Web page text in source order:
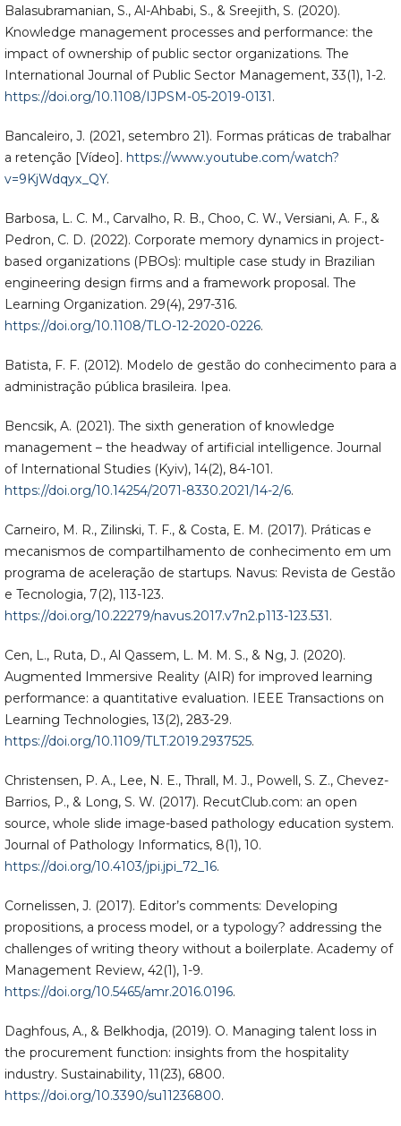
Balasubramanian, S., Al-Ahbabi, S., & Sreejith, S. (2020).
Knowledge management processes and performance: the
impact of ownership of public sector organizations. The
International Journal of Public Sector Management, 33(1), 1-2.
https://doi.org/10.1108/IJPSM-05-2019-0131.
Bancaleiro, J. (2021, setembro 21). Formas práticas de trabalhar
a retenção [Vídeo]. https://www.youtube.com/watch?
v=9KjWdqyx_QY.
Barbosa, L. C. M., Carvalho, R. B., Choo, C. W., Versiani, A. F., &
Pedron, C. D. (2022). Corporate memory dynamics in project-
based organizations (PBOs): multiple case study in Brazilian
engineering design firms and a framework proposal. The
Learning Organization. 29(4), 297-316.
https://doi.org/10.1108/TLO-12-2020-0226.
Batista, F. F. (2012). Modelo de gestão do conhecimento para a
administração pública brasileira. Ipea.
Bencsik, A. (2021). The sixth generation of knowledge
management – the headway of artificial intelligence. Journal
of International Studies (Kyiv), 14(2), 84-101.
https://doi.org/10.14254/2071-8330.2021/14-2/6.
Carneiro, M. R., Zilinski, T. F., & Costa, E. M. (2017). Práticas e
mecanismos de compartilhamento de conhecimento em um
programa de aceleração de startups. Navus: Revista de Gestão
e Tecnologia, 7(2), 113-123.
https://doi.org/10.22279/navus.2017.v7n2.p113-123.531.
Cen, L., Ruta, D., Al Qassem, L. M. M. S., & Ng, J. (2020).
Augmented Immersive Reality (AIR) for improved learning
performance: a quantitative evaluation. IEEE Transactions on
Learning Technologies, 13(2), 283-29.
https://doi.org/10.1109/TLT.2019.2937525.
Christensen, P. A., Lee, N. E., Thrall, M. J., Powell, S. Z., Chevez-
Barrios, P., & Long, S. W. (2017). RecutClub.com: an open
source, whole slide image-based pathology education system.
Journal of Pathology Informatics, 8(1), 10.
https://doi.org/10.4103/jpi.jpi_72_16.
Cornelissen, J. (2017). Editor’s comments: Developing
propositions, a process model, or a typology? addressing the
challenges of writing theory without a boilerplate. Academy of
Management Review, 42(1), 1-9.
https://doi.org/10.5465/amr.2016.0196.
Daghfous, A., & Belkhodja, (2019). O. Managing talent loss in
the procurement function: insights from the hospitality
industry. Sustainability, 11(23), 6800.
https://doi.org/10.3390/su11236800.